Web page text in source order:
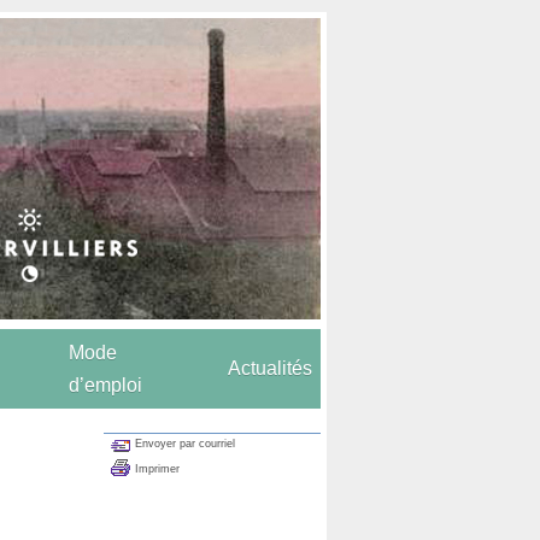
Mode
d’emploi
Actualités
Envoyer par courriel
Imprimer